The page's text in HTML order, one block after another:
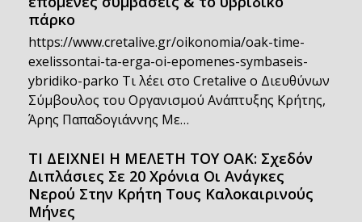
πάρκο
https://www.cretalive.gr/oikonomia/oak-time-
exelissontai-ta-erga-oi-epomenes-symbaseis-
ybridiko-parko Τι λέει στο Cretalive ο Διευθύνων
Σύμβουλος του Οργανισμού Ανάπτυξης Κρήτης,
Άρης Παπαδογιάννης Με…
ΤΙ ΔΕΙΧΝΕΙ Η ΜΕΛΕΤΗ ΤΟΥ ΟΑΚ: Σχεδόν
Διπλάσιες Σε 20 Χρόνια Οι Ανάγκες
Νερού Στην Κρήτη Τους Καλοκαιρινούς
Μήνες